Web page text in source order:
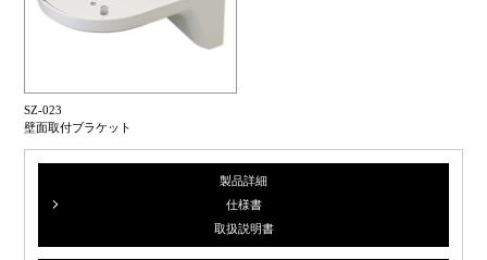
SZ-023
壁面取付ブラケット
製品詳細
仕様書
取扱説明書